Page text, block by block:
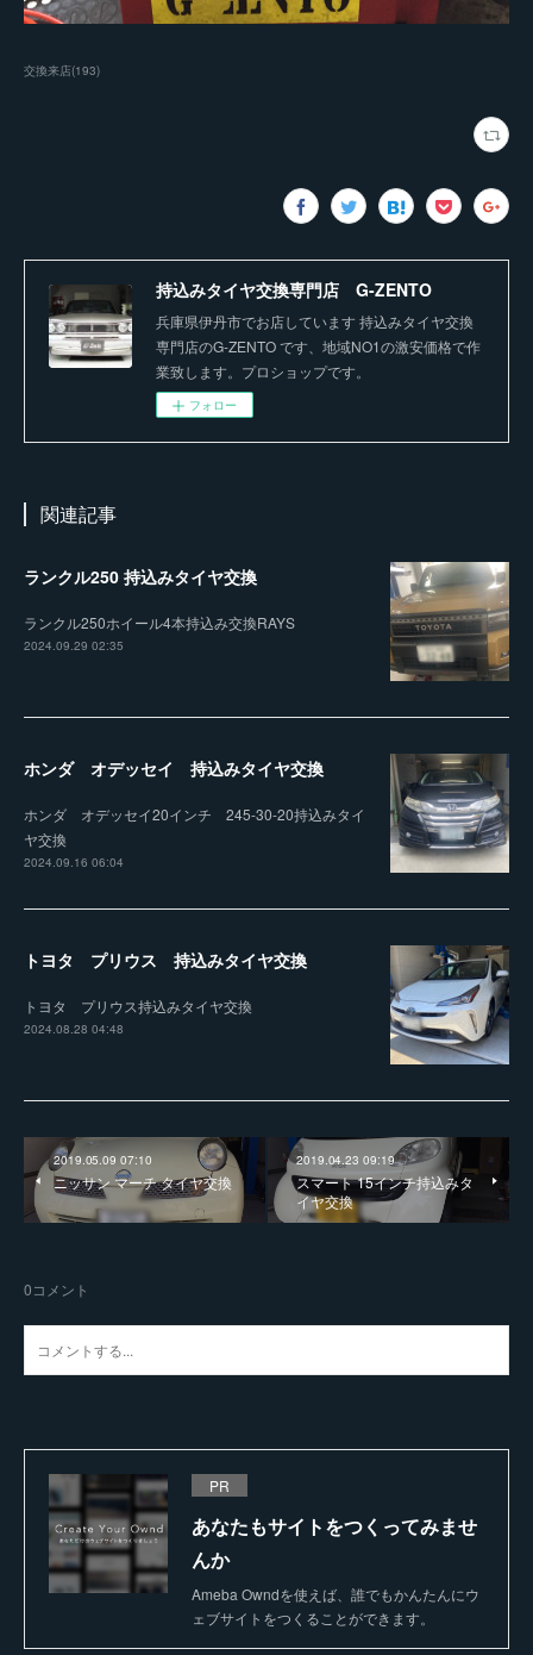
交換来店(193)
持込みタイヤ交換専門店 G-ZENTO
兵庫県伊丹市でお店しています 持込みタイヤ交換
専門店のG-ZENTO です、地域NO1の激安価格で作
業致します。プロショップです。
フォロー
関連記事
ランクル250 持込みタイヤ交換
ランクル250ホイール4本持込み交換RAYS
2024.09.29 02:35
ホンダ オデッセイ 持込みタイヤ交換
ホンダ オデッセイ20インチ 245-30-20持込みタイ
ヤ交換
2024.09.16 06:04
トヨタ プリウス 持込みタイヤ交換
トヨタ プリウス持込みタイヤ交換
2024.08.28 04:48
2019.05.09 07:10
ニッサン マーチ タイヤ交換
2019.04.23 09:19
スマート 15インチ持込みタ
イヤ交換
0コメント
PR
あなたもサイトをつくってみませ
んか
Ameba Owndを使えば、誰でもかんたんにウ
ェブサイトをつくることができます。